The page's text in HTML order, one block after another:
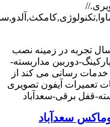
تجربه در زمینه نصب
دوربین مداربسته-
خدمات رسانی می کند از
تعمیرات آیفون تصویری
قفل برقی-سعدآباد
سعدآباد